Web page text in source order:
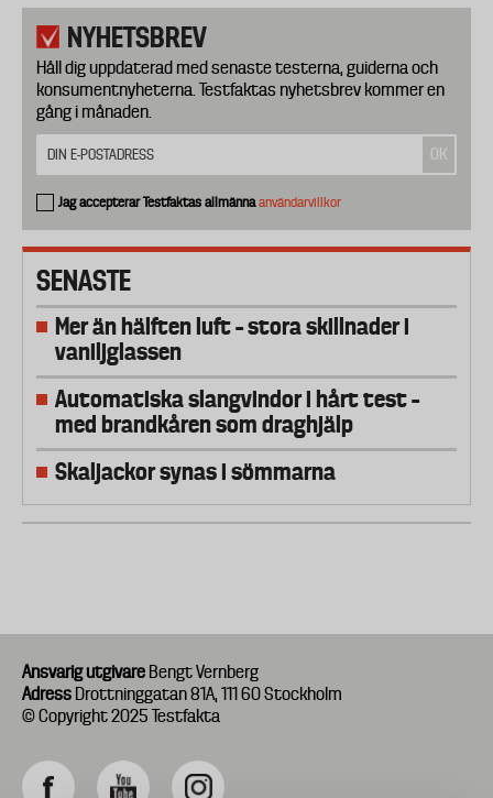
NYHETSBREV
Håll dig uppdaterad med senaste testerna, guiderna och
konsumentnyheterna. Testfaktas nyhetsbrev kommer en
gång i månaden.
Jag accepterar Testfaktas allmännaanvändarvillkor
SENASTE
Mer än hälften luft – stora skillnader i
vaniljglassen
Automatiska slangvindor i hårt test –
med brandkåren som draghjälp
Skaljackor synas i sömmarna
Ansvarig utgivare Bengt Vernberg
Adress Drottninggatan 81A, 111 60 Stockholm
© Copyright 2025 Testfakta